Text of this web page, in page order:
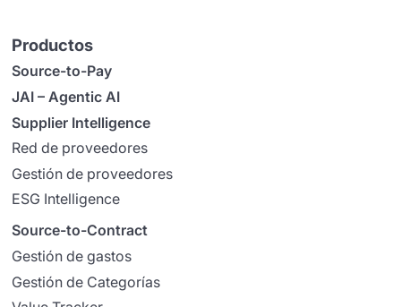
Productos
Source-to-Pay
JAI – Agentic AI
Supplier Intelligence
Red de proveedores
Gestión de proveedores
ESG Intelligence
Source-to-Contract
Gestión de gastos
Gestión de Categorías